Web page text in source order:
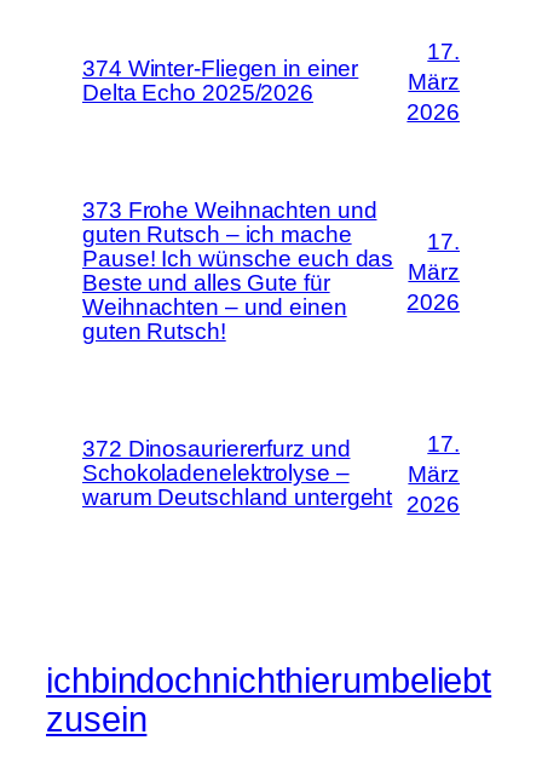
374 Winter-Fliegen in einer
Delta Echo 2025/2026
17.
März
2026
373 Frohe Weihnachten und
guten Rutsch – ich mache
Pause! Ich wünsche euch das
Beste und alles Gute für
Weihnachten – und einen
guten Rutsch!
17.
März
2026
372 Dinosauriererfurz und
Schokoladenelektrolyse –
warum Deutschland untergeht
17.
März
2026
ichbindochnichthierumbeliebt
zusein